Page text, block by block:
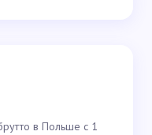
в Польше с 1